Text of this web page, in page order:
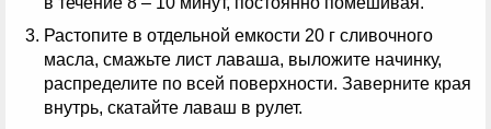
Растопите в отдельной емкости 20 г сливочного
масла, смажьте лист лаваша, выложите начинку,
распределите по всей поверхности. Заверните края
внутрь, скатайте лаваш в рулет.